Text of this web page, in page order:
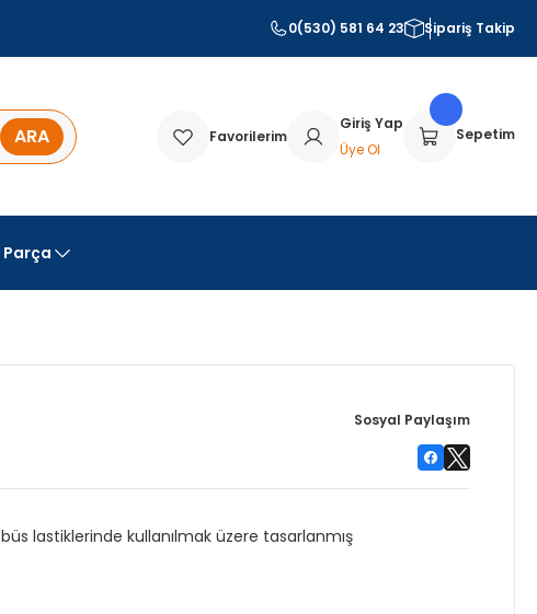
0(530) 581 64 23 Sipariş Takip
ARA Favorilerim
Giriş Yap
Üye Ol
Sepetim
Parça
Sosyal Paylaşım
lastiklerinde kullanılmak üzere tasarlanmış